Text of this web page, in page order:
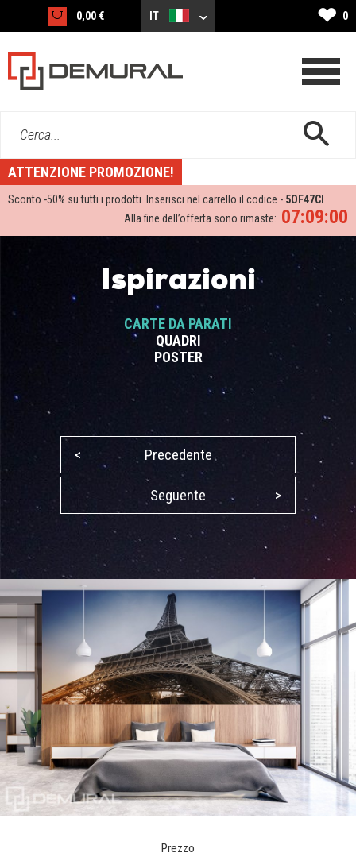
0,00 € IT ❤ 0
Cerca...
ATTENZIONE PROMOZIONE!
Sconto -50% su tutti i prodotti. Inserisci nel carrello il codice - 5OF47CI
07:09:00
Alla fine dell’offerta sono rimaste:
Ispirazioni
CARTE DA PARATI
QUADRI
POSTER
< Precedente
Seguente >
Prezzo